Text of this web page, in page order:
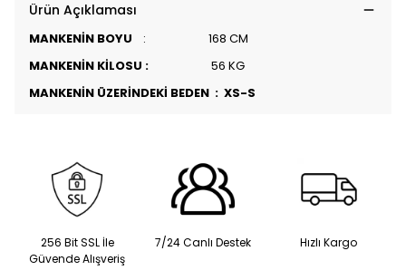
Ürün Açıklaması
MANKENİN BOYU : 168 CM
MANKENİN KİLOSU : 56 KG
MANKENİN ÜZERİNDEKİ BEDEN : XS-S
256 Bit SSL İle
Güvende Alışveriş
7/24 Canlı Destek Hızlı Kargo